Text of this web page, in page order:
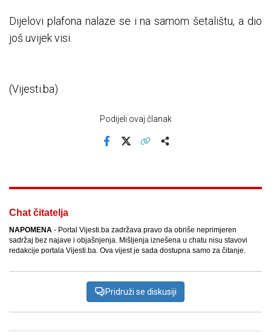
Dijelovi plafona nalaze se i na samom šetalištu, a dio
još uvijek visi.
(Vijesti.ba)
Podijeli ovaj članak
Chat čitatelja
NAPOMENA - Portal Vijesti.ba zadržava pravo da obriše neprimjeren
sadržaj bez najave i objašnjenja. Mišljenja iznešena u chatu nisu stavovi
redakcije portala Vijesti.ba. Ova vijest je sada dostupna samo za čitanje.
Pridruži se diskusiji